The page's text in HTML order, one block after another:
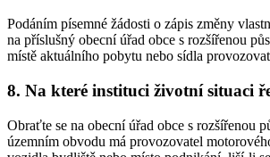
Podáním písemné žádosti o zápis změny
na příslušný obecní úřad obce s rozšířenou
místě aktuálního pobytu nebo sídla
8. Na které instituci životní situaci
Obraťte se na obecní úřad obce s rozšířenou
územním obvodu má provozovatel